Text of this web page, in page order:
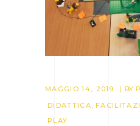
MAGGIO 14, 2019 BY
DIDATTICA,
PLAY